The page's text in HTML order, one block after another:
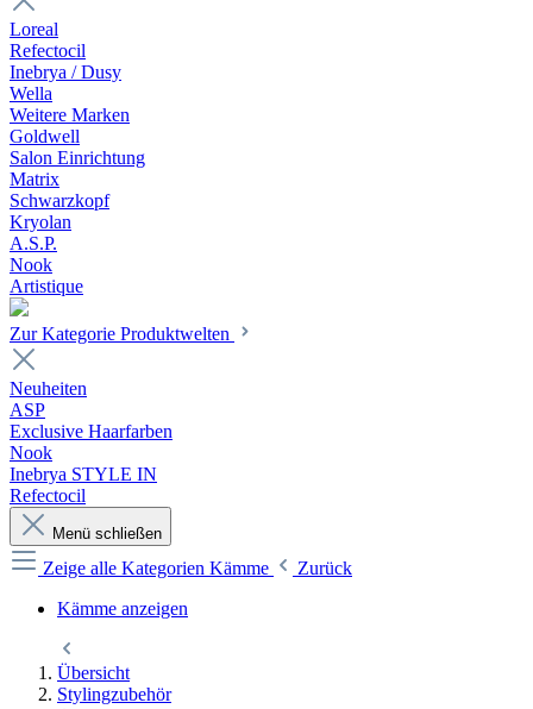
Loreal
Refectocil
Inebrya / Dusy
Wella
Weitere Marken
Goldwell
Salon Einrichtung
Matrix
Schwarzkopf
Kryolan
A.S.P.
Nook
Artistique
Zur Kategorie Produktwelten
Neuheiten
ASP
Exclusive Haarfarben
Nook
Inebrya STYLE IN
Refectocil
Menü schließen
Zeige alle Kategorien Kämme
Zurück
Kämme anzeigen
Übersicht
Stylingzubehör